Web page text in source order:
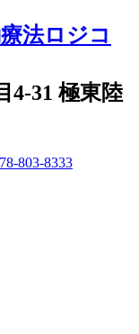
4-31 極東陸